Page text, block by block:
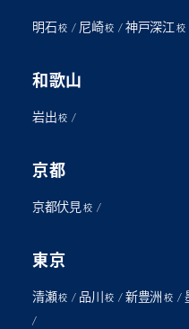
明石 校 / 尼崎 校 / 神戸深江 校
和歌山
岩出 校 /
京都
京都伏見 校/
東京
清瀬 校 / 品川 校 / 新豊洲 校/
/